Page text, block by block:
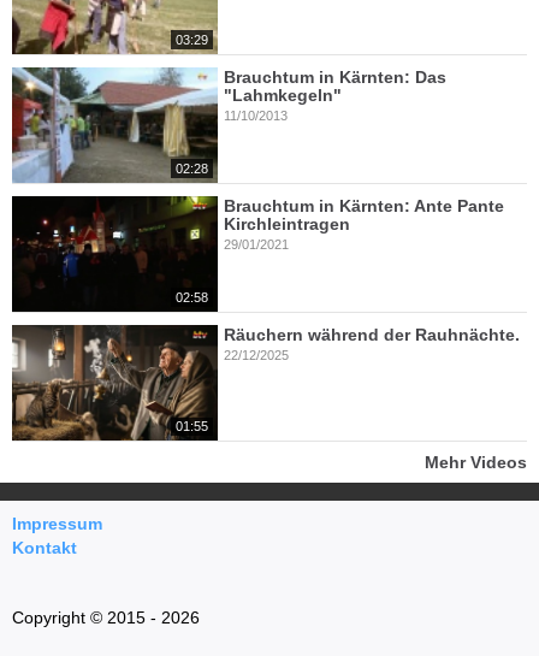
03:29
02:28
Brauchtum in Kärnten: Das
"Lahmkegeln"
11/10/2013
02:58
Brauchtum in Kärnten: Ante Pante
Kirchleintragen
29/01/2021
01:55
Räuchern während der Rauhnächte.
22/12/2025
Mehr Videos
Impressum
Kontakt
Copyright © 2015 - 2026